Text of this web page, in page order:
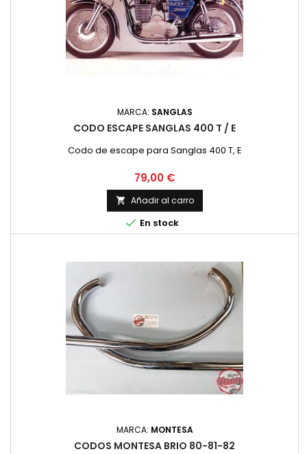
MARCA: SANGLAS
CODO ESCAPE SANGLAS 400 T / E
Codo de escape para Sanglas 400 T, E
Precio
79,00 €
 Añadir al carro
 En stock
MARCA: MONTESA
CODOS MONTESA BRIO 80-81-82